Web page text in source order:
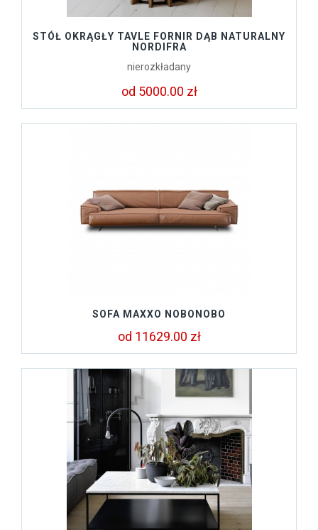
STÓŁ OKRĄGŁY TAVLE FORNIR DĄB NATURALNY
NORDIFRA
nierozkładany
od 5000.00 zł
SOFA MAXXO NOBONOBO
od 11629.00 zł